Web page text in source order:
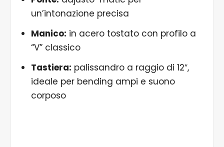
un’intonazione precisa
Manico: in acero tostato con profilo a
“V” classico
Tastiera: palissandro a raggio di 12″,
ideale per bending ampi e suono
corposo